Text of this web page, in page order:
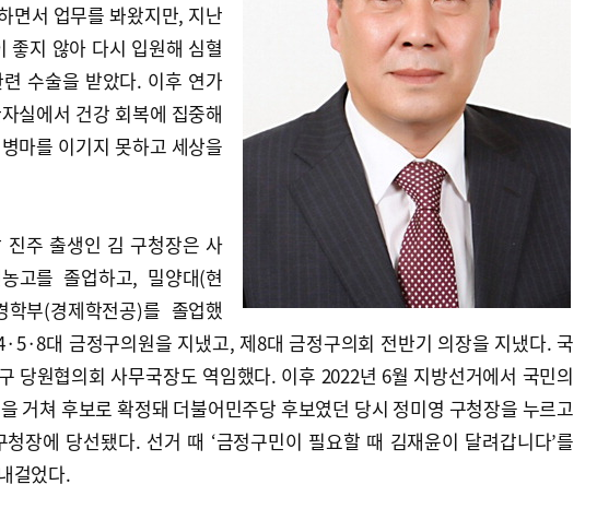
면서 업무를 봐왔지만, 지난
좋지 않아 다시 입원해 심혈
수술을 받았다. 이후 연가
실에서 건강 회복에 집중해
마를 이기지 못하고 세상을
진주 출생인 김 구청장은 사
고를 졸업하고, 밀양대(현
부(경제학전공)를 졸업했
대 금정구의원을 지냈고, 제8대 금정구의회 전반기 의장을 지냈다. 국
당원협의회 사무국장도 역임했다. 이후 2022년 6월 지방선거에서 국민의
거쳐 후보로 확정돼 더불어민주당 후보였던 당시 정미영 구청장을 누르고
청장에 당선됐다. 선거 때 ‘금정구민이 필요할 때 김재윤이 달려갑니다’를
걸었다.